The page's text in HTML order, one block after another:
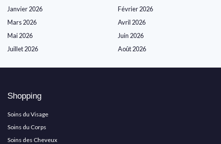
Janvier 2026
Février 2026
Mars 2026
Avril 2026
Mai 2026
Juin 2026
Juillet 2026
Août 2026
Shopping
Soins du Visage
Soins du Corps
Soins des Cheveux